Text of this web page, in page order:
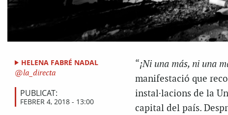
HELENA FABRÉ NADAL
la_directa
PUBLICAT:
FEBRER 4, 2018 - 13:00
“¡Ni una más, ni una
manifestació que
instal·lacions de la
capital del país.